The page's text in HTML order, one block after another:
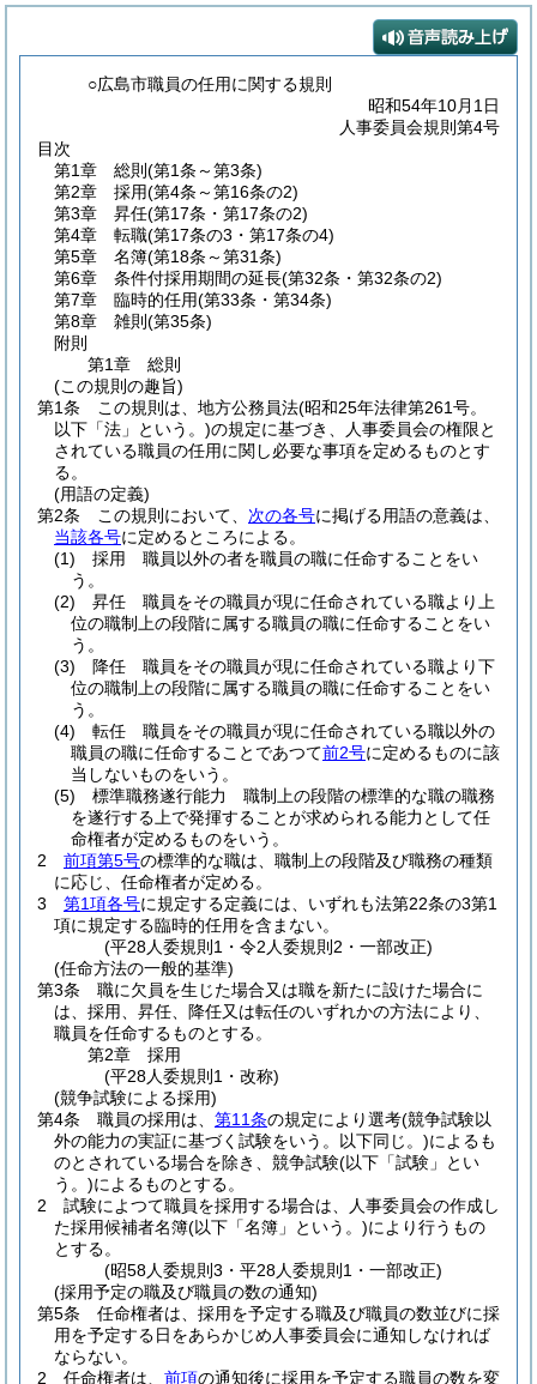
○広島市職員の任用に関する規則
昭和54年10月1日
人事委員会規則第4号
目次
第1章
総則 (第1条～第3条)
第2章
採用(第4条～第16条の2)
第3章
昇任(第17条・第17条の2)
第4章
転職(第17条の3・第17条の4)
第5章
名簿(第18条～第31条)
第6章
条件付採用期間の延長(第32条・第32条の2)
第7章
臨時的任用(第33条・第34条)
第8章
雑則 (第35条)
附則
第1章
総則
(この規則の趣旨)
第1条
この規則は、地方公務員法(昭和25年法律第261号。
以下「法」という。)の規定に基づき、人事委員会の権限と
されている職員の任用に関し必要な事項を定めるものとす
る。
(用語の定義)
第2条
この規則において、 次の各号に掲げる用語の意義は、
当該各号に定めるところによる。
(1)
採用 職員以外の者を職員の職に任命することをい
う。
(2)
昇任 職員をその職員が現に任命されている職より上
位の職制上の段階に属する職員の職に任命することをい
う。
(3)
降任 職員をその職員が現に任命されている職より下
位の職制上の段階に属する職員の職に任命することをい
う。
(4)
転任 職員をその職員が現に任命されている職以外の
職員の職に任命することであつて前2号に定めるものに該
当しないものをいう。
(5)
標準職務遂行能力 職制上の段階の標準的な職の職務
を遂行する上で発揮することが求められる能力として任
命権者が定めるものをいう。
2
前項第5号の標準的な職は、職制上の段階及び職務の種類
に応じ、任命権者が定める。
3
第1項各号に規定する定義には、いずれも法第22条の3第1
項に規定する臨時的任用を含まない。
(平28人委規則1・令2人委規則2・一部改正)
(任命方法の一般的基準)
第3条
職に欠員を生じた場合又は職を新たに設けた場合に
は、採用、昇任、降任又は転任のいずれかの方法により、
職員を任命するものとする。
第2章
採用
(平28人委規則1・改称)
(競争試験による採用)
第4条
職員の採用は、 第11条の規定により選考(競争試験以
外の能力の実証に基づく試験をいう。以下同じ。)によるも
のとされている場合を除き、競争試験(以下「試験」とい
う。)によるものとする。
2
試験によつて職員を採用する場合は、人事委員会の作成し
た採用候補者名簿(以下「名簿」という。)により行うもの
とする。
(昭58人委規則3・平28人委規則1・一部改正)
(採用予定の職及び職員の数の通知)
第5条
任命権者は、採用を予定する職及び職員の数並びに採
用を予定する日をあらかじめ人事委員会に通知しなければ
ならない。
2
任命権者は、 前項の通知後に採用を予定する職員の数を変